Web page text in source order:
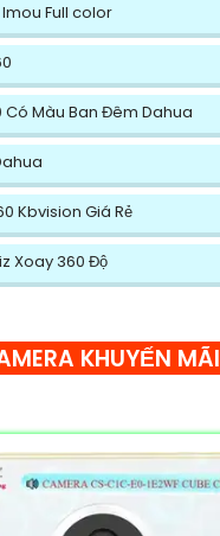
Full color
Màu Ban Đêm Dahua
Kbvision Giá Rẻ
Xoay 360 Độ
KHUYẾN MÃI